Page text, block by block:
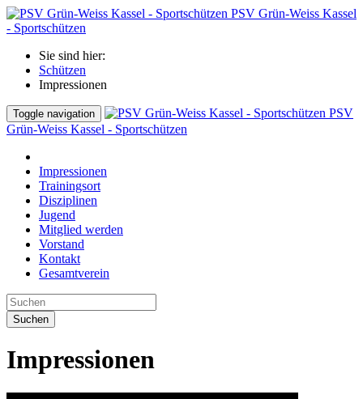
PSV Grün-Weiss Kassel
- Sportschützen
Sie sind hier:
Schützen
Impressionen
Toggle navigation
PSV
Grün-Weiss Kassel - Sportschützen
Impressionen
Trainingsort
Disziplinen
Jugend
Mitglied werden
Vorstand
Kontakt
Gesamtverein
Suchen
Impressionen